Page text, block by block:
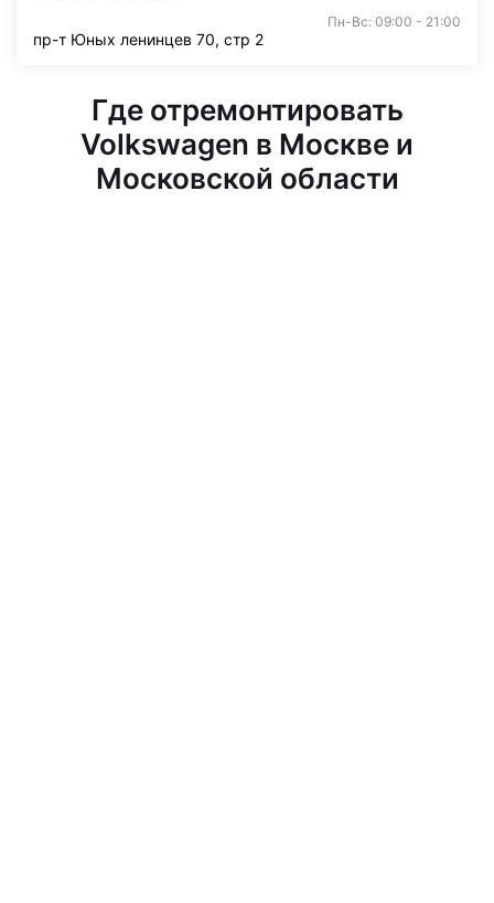
Пн-Вс: 09:00 - 21:00
пр-т Юных ленинцев 70, стр 2
Где отремонтировать
Volkswagen в Москве и
Московской области